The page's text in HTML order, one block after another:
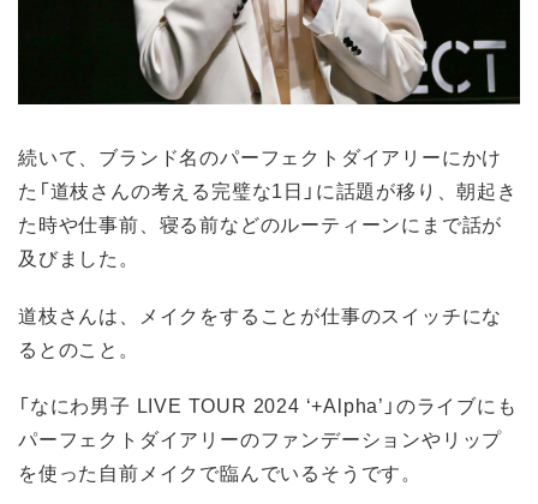
続いて、ブランド名のパーフェクトダイアリーにかけ
た「道枝さんの考える完璧な1日」に話題が移り、朝起き
た時や仕事前、寝る前などのルーティーンにまで話が
及びました。
道枝さんは、メイクをすることが仕事のスイッチにな
るとのこと。
「なにわ男子 LIVE TOUR 2024 ‘+Alpha’」のライブにも
パーフェクトダイアリーのファンデーションやリップ
を使った自前メイクで臨んでいるそうです。